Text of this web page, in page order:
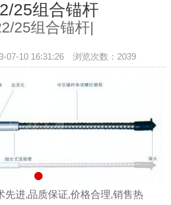
25组合锚杆
25组合锚杆|
07-10 16:31:26 浏览次数： 2039
先进,品质保证,价格合理,销售热